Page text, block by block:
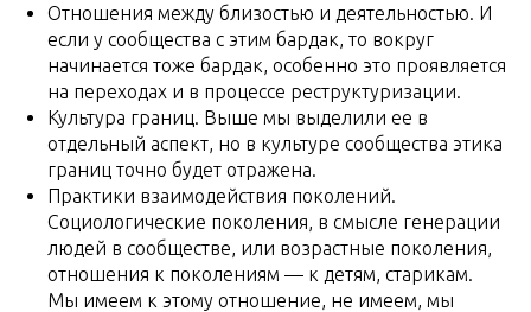
Отношения между близостью и деятельностью. И
если у сообщества с этим бардак, то вокруг
начинается тоже бардак, особенно это проявляется
на переходах и в процессе реструктуризации.
Культура границ. Выше мы выделили ее в
отдельный аспект, но в культуре сообщества этика
границ точно будет отражена.
Практики взаимодействия поколений.
Социологические поколения, в смысле генерации
людей в сообществе, или возрастные поколения,
отношения к поколениям — к детям, старикам.
Мы имеем к этому отношение, не имеем, мы